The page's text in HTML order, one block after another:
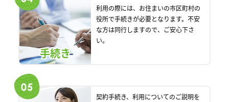
手続き
利用の際には、お住まいの市区町村の
役所で手続きが必要となります。不安
な方は同行しますので、ご安心下さ
い。
契約手続き、利用についてのご説明を